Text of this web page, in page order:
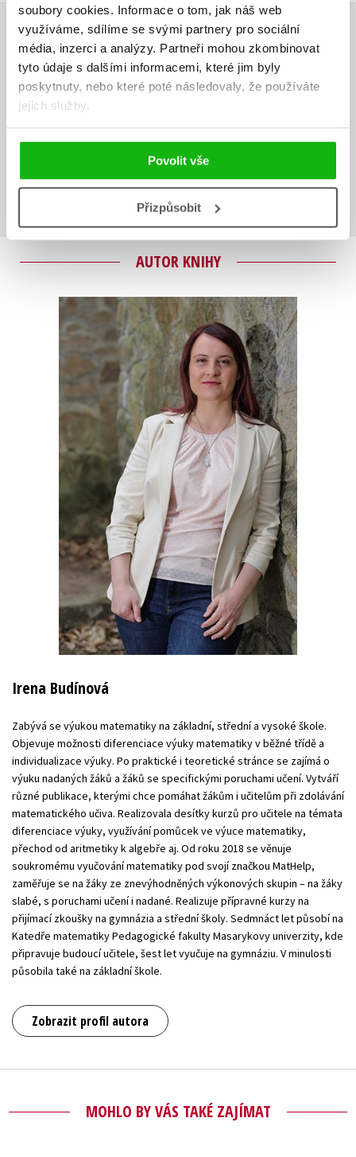
soubory cookies. Informace o tom, jak náš web
využíváme, sdílíme se svými partnery pro sociální
média, inzerci a analýzy. Partneři mohou zkombinovat
tyto údaje s dalšími informacemi, které jim byly
poskytnuty, nebo které poté následovaly, že používáte
jejich služby.
Povolit vše
Přizpůsobit
HODNOCENÍ ČTENÁŘŮ
V současné době nejsou vytvořena žádná uživatelská hodnocení.
Vaše hodnocení
Přihlásit
AUTOR KNIHY
Irena Budínová
Zabývá se výukou matematiky na základní, střední a vysoké škole.
Objevuje možnosti diferenciace výuky matematiky v běžné třídě a
individualizace výuky. Po praktické i teoretické stránce se zajímá o
výuku nadaných žáků a žáků se specifickými poruchami učení. Vytváří
různé publikace, kterými chce pomáhat žákům i učitelům při zdolávání
matematického učiva. Realizovala desítky kurzů pro učitele na témata
diferenciace výuky, využívání pomůcek ve výuce matematiky,
přechod od aritmetiky k algebře aj. Od roku 2018 se věnuje
soukromému vyučování matematiky pod svojí značkou MatHelp,
zaměřuje se na žáky ze znevýhodněných výkonových skupin – na žáky
slabé, s poruchami učení i nadané. Realizuje přípravné kurzy na
přijímací zkoušky na gymnázia a střední školy. Sedmnáct let působí na
Katedře matematiky Pedagogické fakulty Masarykovy univerzity, kde
připravuje budoucí učitele, šest let vyučuje na gymnáziu. V minulosti
působila také na základní škole.
Zobrazit profil autora
MOHLO BY VÁS TAKÉ ZAJÍMAT